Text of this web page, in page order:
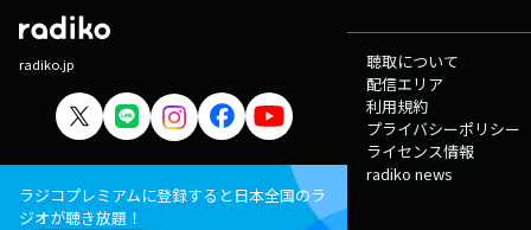
radiko.jp
ラジコプレミアムに登録すると日本全国のラ
ジオが聴き放題！
聴取について
配信エリア
利用規約
プライバシーポリシー
ライセンス情報
radiko news